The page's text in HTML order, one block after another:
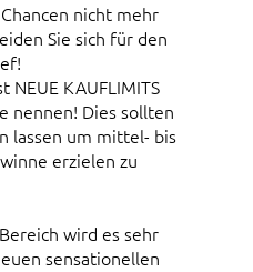
nicht mehr
Sie sich für den
KAUFLIMITS
nennen! Dies sollten
lassen um mittel- bis
erzielen zu
wird es sehr
sensationellen